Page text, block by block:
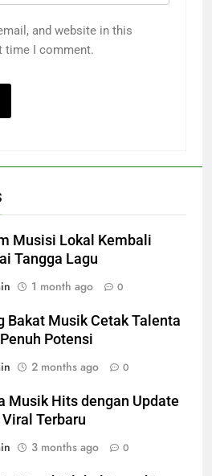
and website in this
time I comment.
Musisi Lokal Kembali
Tangga Lagu
1 month ago 0
Bakat Musik Cetak Talenta
Potensi
2 months ago 0
Musik Hits dengan Update
Viral Terbaru
3 months ago 0